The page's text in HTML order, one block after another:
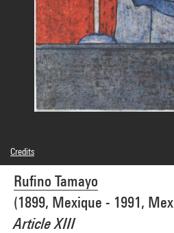
Rufino Tamayo
(1899, Mexique - 1991,
Article XIII
Credits
© Adagp, Paris
Photo credits : Centre Pompidou, MNAM-CCI/
Image reference : 4N86775
Image presentation :GrandPalaisRmnPhoto